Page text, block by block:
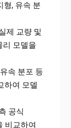
형, 유속 분
제 교량 및
리 모델을
속 분포 등
하여 모델
공식
비교하여